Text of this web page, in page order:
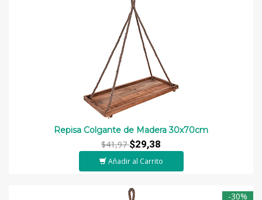
Repisa Colgante de Madera 30x70cm
$41,97$29,38
Añadir al Carrito
-30%